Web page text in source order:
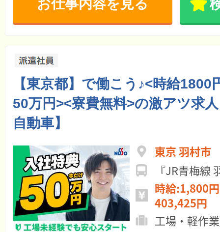
お仕事内容を見る
【東京都】で働こう♪<時給1800
50万円><寮費無料>の激アツ求
自動車】
東京 羽村市
『JR青梅線
時給:1,800
403,425円
工場・軽作